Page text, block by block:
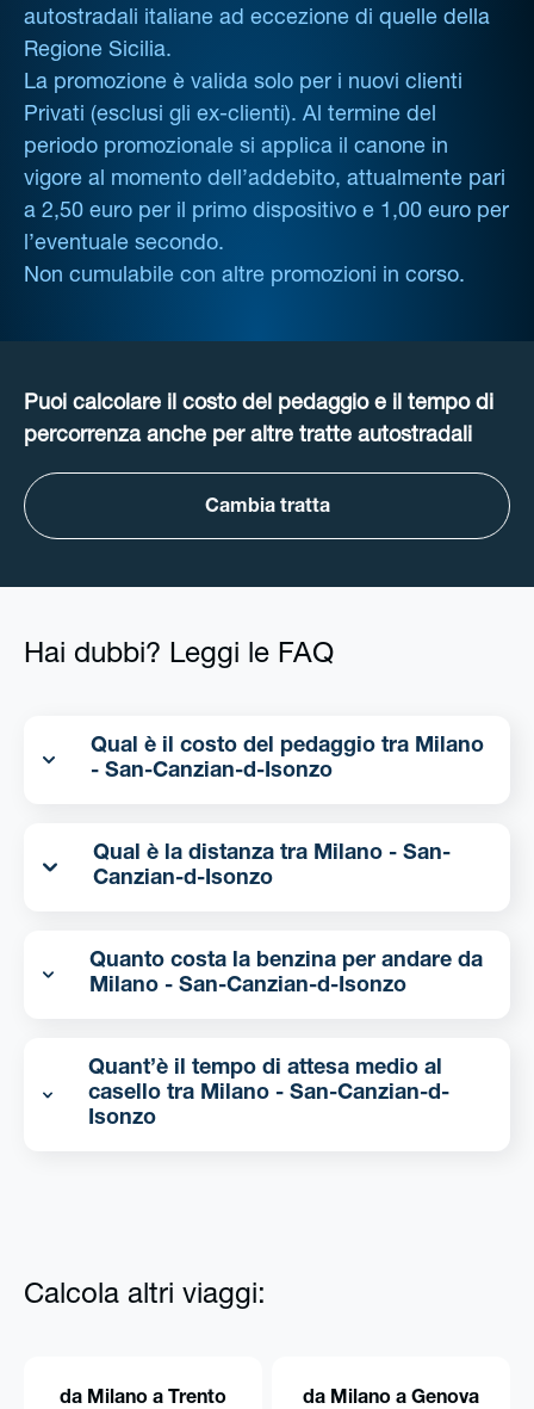
autostradali italiane ad eccezione di quelle della
Regione Sicilia.
La promozione è valida solo per i nuovi clienti
Privati (esclusi gli ex-clienti). Al termine del
periodo promozionale si applica il canone in
vigore al momento dell’addebito, attualmente pari
a 2,50 euro per il primo dispositivo e 1,00 euro per
l’eventuale secondo.
Non cumulabile con altre promozioni in corso.
Puoi calcolare il costo del pedaggio e il tempo di
percorrenza anche per altre tratte autostradali
Cambia tratta
Hai dubbi? Leggi le FAQ
Qual è il costo del pedaggio tra Milano
- San-Canzian-d-Isonzo
Qual è la distanza tra Milano - San-
Canzian-d-Isonzo
Quanto costa la benzina per andare da
Milano - San-Canzian-d-Isonzo
Quant’è il tempo di attesa medio al
casello tra Milano - San-Canzian-d-
Isonzo
Calcola altri viaggi:
da Milano a Trento da Milano a Genova